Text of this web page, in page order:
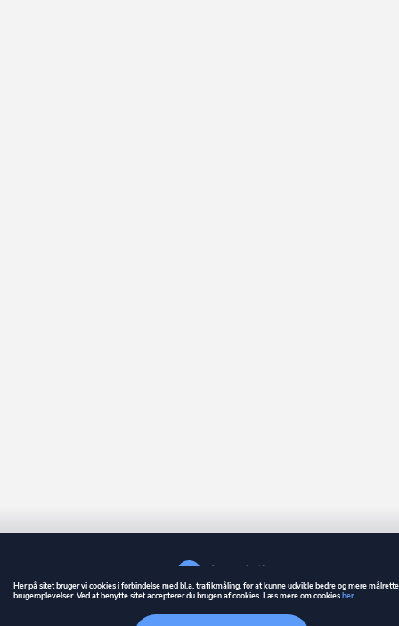
GUIDE BETINGELSER
Her på sitet bruger vi cookies i forbindelse med bl.a. trafikmåling, for at kunne udvikle bedre og mere
brugeroplevelser. Ved at benytte sitet accepterer du brugen af cookies. Læs mere om cookiesher.